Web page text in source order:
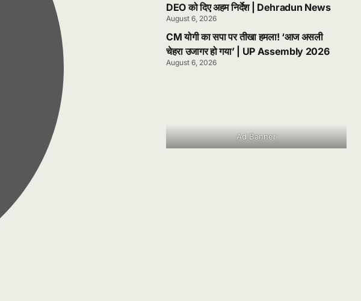
DEO को दिए अहम निर्देश | Dehradun News
August 6, 2026
CM योगी का सपा पर तीखा हमला! ‘आज असली
चेहरा उजागर हो गया’ | UP Assembly 2026
August 6, 2026
Ad Banner